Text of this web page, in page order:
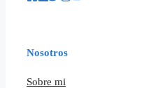
Nosotros
Sobre mi